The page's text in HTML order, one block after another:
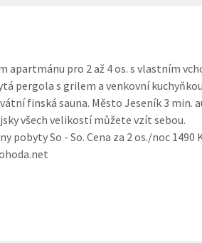
apartmánu pro 2 až 4 os. s vlastním
pergola s grilem a venkovní
finská sauna. Město Jeseník 3 min.
všech velikostí můžete vzít sebou.
So - So. Cena za 2 os./noc 1490